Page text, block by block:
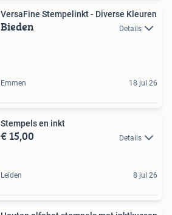
VersaFine Stempelinkt - Diverse Kleuren
Bieden Details
Emmen 18 jul 26
Stempels en inkt
€ 15,00 Details
Leiden 8 jul 26